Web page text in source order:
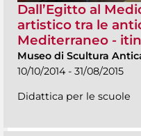
Dall’Egitto al
artistico tra le
Mediterraneo -
Museo di Scultura
10/10/2014 - 31/08/2015
Didattica per le scuole